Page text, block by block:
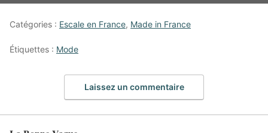
Catégories : Escale en France, Made in France
Étiquettes : Mode
Laissez un commentaire